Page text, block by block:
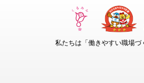
私たちは「働きやすい職場